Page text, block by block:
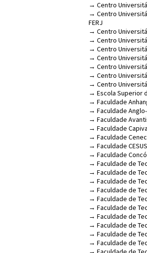
→ Centro
→ Centro
FERJ
→ Centro
→ Centro
→ Centro
→ Centro
→ Centro
→ Centro
→ Centro
→ Escola Superior
→ Faculdade
→ Faculdade
→ Faculdade
→ Faculdade
→ Faculdade
→ Faculdade
→ Faculdade
→ Faculdade de
→ Faculdade de
→ Faculdade de
→ Faculdade de
→ Faculdade de
→ Faculdade de
→ Faculdade de
→ Faculdade de
→ Faculdade de
→ Faculdade de